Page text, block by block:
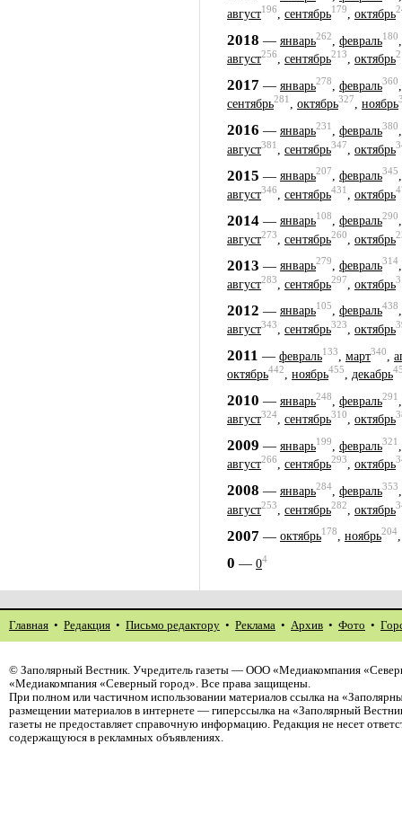
август196, сентябрь179, октябрь
2018 — январь262 февраль180
август256, сентябрь213, октябрь
2017 — январь278 февраль360
сентябрь281, октябрь327, ноябрь
2016 — январь231 февраль380
август381 сентябрь347 октябрь
2015 — январь207, февраль345
август346 сентябрь431 октябрь
2014 — январь108, февраль290
август273 сентябрь260 октябрь
2013 — январь279, февраль314
август283 сентябрь297 октябрь
2012 — январь105, февраль438
август343, сентябрь323, октябрь
2011 — февраль133 март340
октябрь442, ноябрь455, декабрь
2010 — январь248 февраль291
август324, сентябрь310, октябрь
2009 — январь199 февраль321
август266, сентябрь293, октябрь
2008 — январь284 февраль353
август253 сентябрь282 октябрь
2007 — октябрь178, ноябрь204
0 — 04
Главная • Редакция • Письмо редактору • Реклама • Архив • Фото •
© Заполярный Вестник. Учредитель газеты — ООО «Медиакомпания
«Медиакомпания «Северный город». Все права защищены.
При полном или частичном использовании материалов ссылка на
размещении материалов в интернете — гиперссылка на «Заполярный
газеты не предоставляет справочную информацию. Редакция не несет
содержащуюся в рекламных объявлениях.